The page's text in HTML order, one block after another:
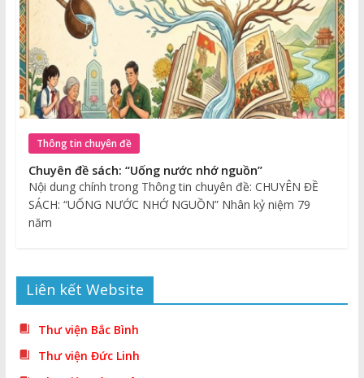
Thông tin chuyên đề
Chuyên đề sách: “Uống nước nhớ nguồn”
Nội dung chính trong Thông tin chuyên đề: CHUYÊN ĐỀ
SÁCH: “UỐNG NƯỚC NHỚ NGUỒN” Nhân kỷ niệm 79
năm
Liên kết Website
Thư viện Bắc Bình
Thư viện Đức Linh